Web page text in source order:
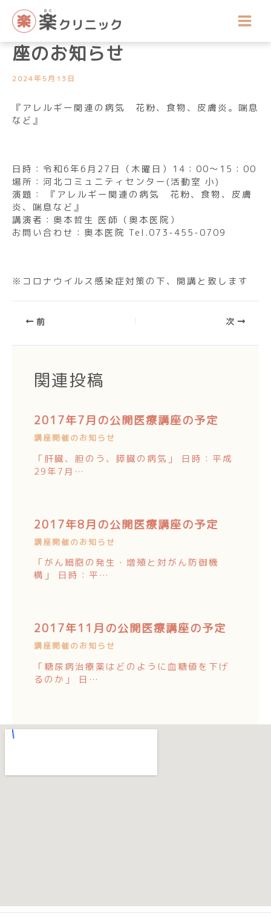
ス
講座開催のお知らせ
令和6年6月公開医療健康講
座のお知らせ
2024年5月13日
『アレルギー関連の病気 花粉、食物、皮膚炎。喘息
など』
日時：令和6年6月27日（木曜日）14：00～15：00
場所：河北コミュニティセンター(活動室 小)
演題： 『アレルギー関連の病気 花粉、食物、皮膚
炎、喘息など』
講演者：奥本哲生 医師（奥本医院）
お問い合わせ：奥本医院 Tel.073-455-0709
※コロナウイルス感染症対策の下、開講と致します
前 次
関連投稿
2017年7月の公開医療講座の予定
講座開催のお知らせ
「肝臓、胆のう、膵臓の病気」 日時：平成
29年7月…
2017年8月の公開医療講座の予定
講座開催のお知らせ
「がん細胞の発生・増殖と対がん防御機
構」 日時：平…
2017年11月の公開医療講座の予定
講座開催のお知らせ
「糖尿病治療薬はどのように血糖値を下げ
るのか」 日…